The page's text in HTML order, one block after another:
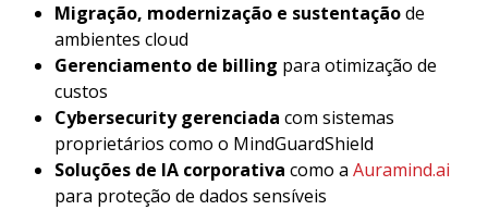
Migração, modernização e sustentaçãode
ambientes cloud
Gerenciamento de billing para otimização de
custos
Cybersecurity gerenciada com sistemas
proprietários como o MindGuardShield
Soluções de IA corporativa como a Auramind.ai
para proteção de dados sensíveis